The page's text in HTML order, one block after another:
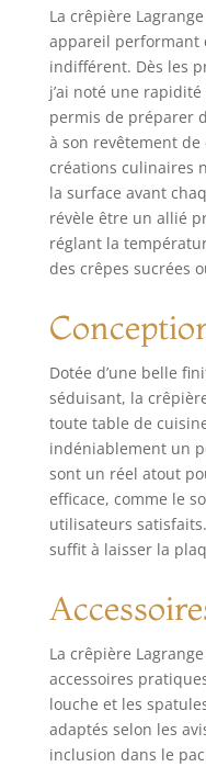
La crêpière
appareil performant
indifférent. Dès les
j’ai noté une
permis de préparer
à son revêtement
créations culinaires
la surface avant
révèle être un allié
réglant la
des crêpes sucrées
Dotée d’une belle
séduisant, la
toute table de
indéniablement un
sont un réel atout
efficace, comme le
utilisateurs
suffit à laisser la
La crêpière
accessoires
louche et les
adaptés selon les
inclusion dans le